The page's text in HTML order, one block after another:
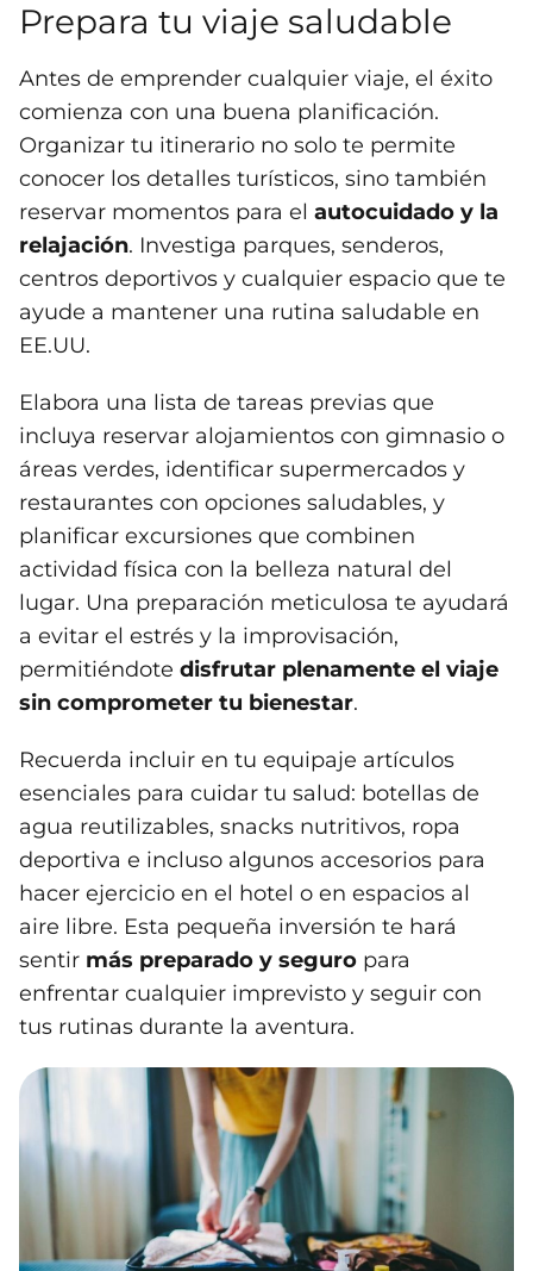
Prepara tu viaje saludable
Antes de emprender cualquier viaje, el éxito
comienza con una buena planificación.
Organizar tu itinerario no solo te permite
conocer los detalles turísticos, sino también
reservar momentos para el autocuidado y la
relajación. Investiga parques, senderos,
centros deportivos y cualquier espacio que te
ayude a mantener una rutina saludable en
EE.UU.
Elabora una lista de tareas previas que
incluya reservar alojamientos con gimnasio o
áreas verdes, identificar supermercados y
restaurantes con opciones saludables, y
planificar excursiones que combinen
actividad física con la belleza natural del
lugar. Una preparación meticulosa te ayudará
a evitar el estrés y la improvisación,
permitiéndote disfrutar plenamente el viaje
sin comprometer tu bienestar.
Recuerda incluir en tu equipaje artículos
esenciales para cuidar tu salud: botellas de
agua reutilizables, snacks nutritivos, ropa
deportiva e incluso algunos accesorios para
hacer ejercicio en el hotel o en espacios al
aire libre. Esta pequeña inversión te hará
sentir más preparado y seguro para
enfrentar cualquier imprevisto y seguir con
tus rutinas durante la aventura.